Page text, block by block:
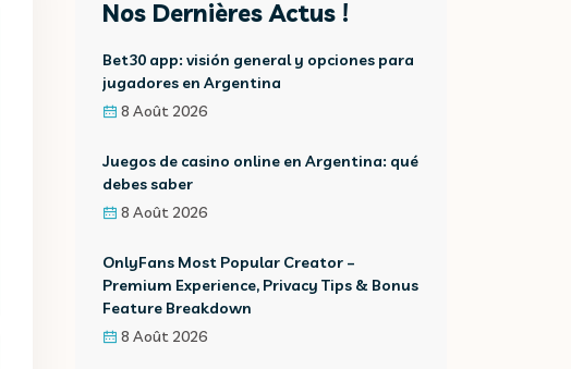
Nos Dernières Actus !
Bet30 app: visión general y opciones para
jugadores en Argentina
8 Août 2026
Juegos de casino online en Argentina: qué
debes saber
8 Août 2026
OnlyFans Most Popular Creator –
Premium Experience, Privacy Tips & Bonus
Feature Breakdown
8 Août 2026